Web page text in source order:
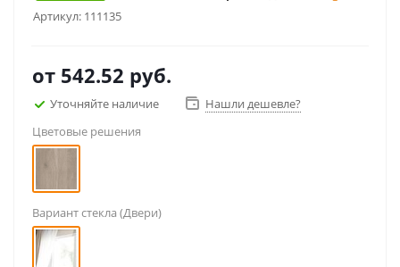
Артикул: 111135
от 542.52 руб.
Уточняйте наличие
Нашли дешевле?
Цветовые решения
Вариант стекла (Двери)